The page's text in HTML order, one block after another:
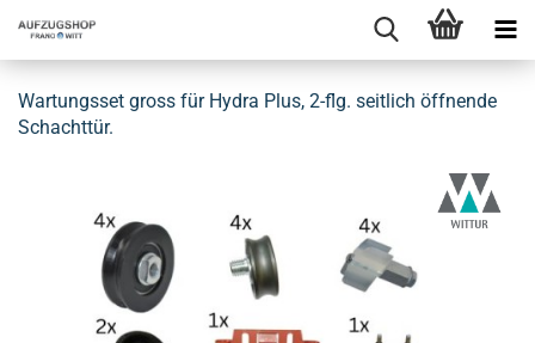
War­tungs­set gross für Hydra Plus, 2-flg. seit­lich öff­nen­de
Schacht­tür.